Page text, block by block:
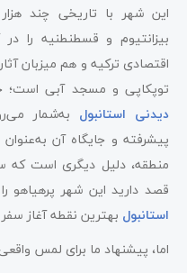
این شهر با تاریخی چند
بیزانتیوم و قسطنطنیه را
اقتصادی ترکیه و هم میزبان
توپکاپی و مسجد آبی است؛
دیدنی استانبول به‌شمار
پیشرفته و جایگاه آن
منطقه، دلیل دیگری است که
قصد دارید این شهر پرهیاهو
استانبول بهترین نقطه آغاز
اما، پیشنهاد ما برای لمس